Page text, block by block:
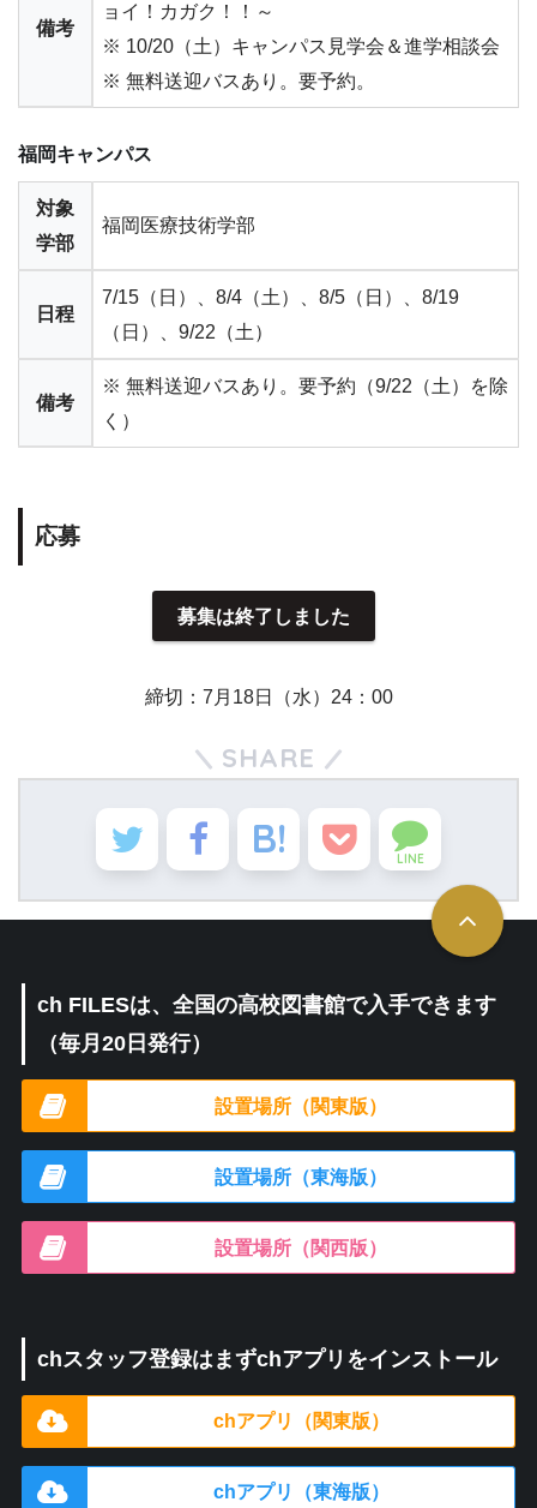
備考
ョイ！カガク！！～
※ 10/20（土）キャンパス見学会＆進学相談会
※ 無料送迎バスあり。要予約。
福岡キャンパス
対象
学部
福岡医療技術学部
日程
7/15（日）、8/4（土）、8/5（日）、8/19
（日）、9/22（土）
備考
※ 無料送迎バスあり。要予約（9/22（土）を除
く）
応募
募集は終了しました
締切：7月18日（水）24：00
SHARE
LINE
ch FILESは、全国の高校図書館で入手できます
（毎月20日発行）
設置場所（関東版）
設置場所（東海版）
設置場所（関西版）
chスタッフ登録はまずchアプリをインストール
chアプリ（関東版）
chアプリ（東海版）